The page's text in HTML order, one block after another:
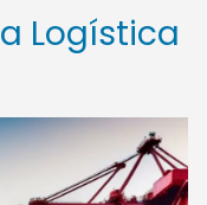
Logística